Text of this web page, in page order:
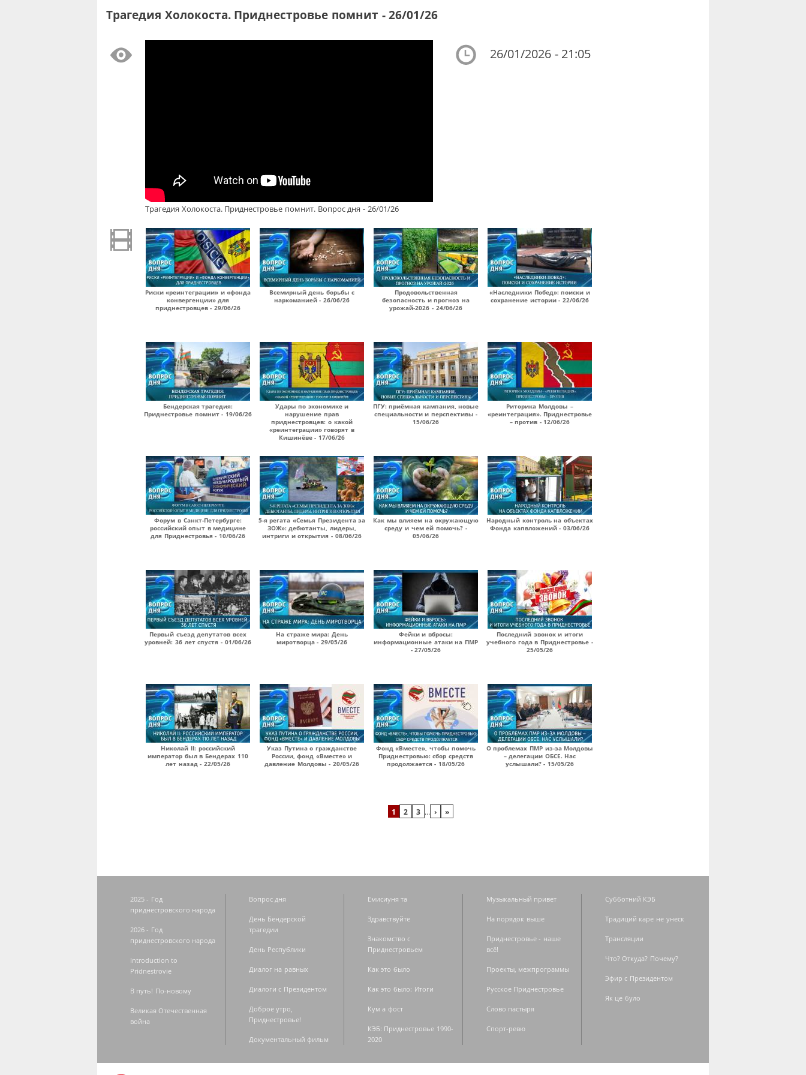
Трагедия Холокоста. Приднестровье помнит - 26/01/26
Трагедия Холокоста. Приднестровье помнит. Вопрос дня - 26/01/26
26/01/2026 - 21:05
Риски «реинтеграции» и «фонда
конвергенции» для
приднестровцев - 29/06/26
Всемирный день борьбы с
наркоманией - 26/06/26
Продовольственная
безопасность и прогноз на
урожай-2026 - 24/06/26
«Наследники Побед»: поиски и
сохранение истории - 22/06/26
Бендерская трагедия:
Приднестровье помнит - 19/06/26
Удары по экономике и
нарушение прав
приднестровцев: о какой
«реинтеграции» говорят в
Кишинёве - 17/06/26
ПГУ: приёмная кампания, новые
специальности и перспективы -
15/06/26
Риторика Молдовы –
«реинтеграция». Приднестровье
– против - 12/06/26
Форум в Санкт-Петербурге:
российский опыт в медицине
для Приднестровья - 10/06/26
5-я регата «Семья Президента за
ЗОЖ»: дебютанты, лидеры,
интриги и открытия - 08/06/26
Как мы влияем на окружающую
среду и чем ей помочь? -
05/06/26
Народный контроль на объектах
Фонда капвложений - 03/06/26
Первый съезд депутатов всех
уровней: 36 лет спустя - 01/06/26
На страже мира: День
миротворца - 29/05/26
Фейки и вбросы:
информационные атаки на ПМР
- 27/05/26
Последний звонок и итоги
учебного года в Приднестровье -
25/05/26
Николай II: российский
император был в Бендерах 110
лет назад - 22/05/26
Указ Путина о гражданстве
России, фонд «Вместе» и
давление Молдовы - 20/05/26
Фонд «Вместе», чтобы помочь
Приднестровью: сбор средств
продолжается - 18/05/26
О проблемах ПМР из-за Молдовы
– делегации ОБСЕ. Нас
услышали? - 15/05/26
1 2 3 … › »
2025 - Год
приднестровского народа
2026 - Год
приднестровского народа
Introduction to
Pridnestrovie
В путь! По-новому
Великая Отечественная
война
Вопрос дня
День Бендерской
трагедии
День Республики
Диалог на равных
Диалоги с Президентом
Доброе утро,
Приднестровье!
Документальный фильм
Емисиуня та
Здравствуйте
Знакомство с
Приднестровьем
Как это было
Как это было: Итоги
Кум а фост
КЭБ: Приднестровье 1990-
2020
Музыкальный привет
На порядок выше
Приднестровье - наше
всё!
Проекты, межпрограммы
Русское Приднестровье
Слово пастыря
Спорт-ревю
Субботний КЭБ
Традиций каре не унеск
Трансляции
Что? Откуда? Почему?
Эфир с Президентом
Як це було